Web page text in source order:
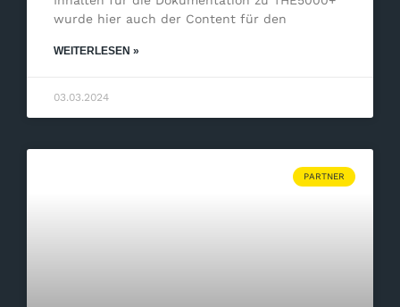
wurde hier auch der Content für den
WEITERLESEN »
03.03.2024
PARTNER